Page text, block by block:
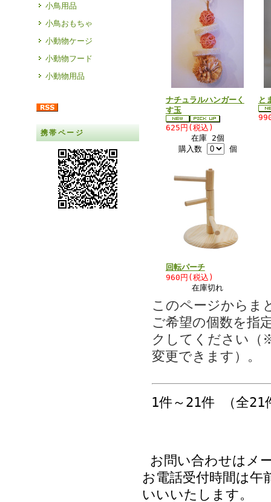
小鳥用品
小鳥おもちゃ
小動物ケージ
小動物フード
小動物用品
携帯ページ
ナチュラルハンガーく
す玉
625円(税込)
在庫 2個
購入数
個
と
回転パーチ
960円(税込)
在庫切れ
このページからま
ご希望の個数を指
クしてください（
変更できます）。
1件～21件 （全21
お問い合わせはメ
お電話受付時間は午
いいいたします。